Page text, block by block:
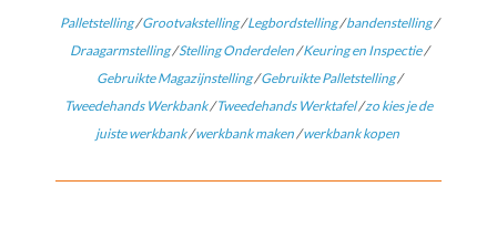
Palletstelling/Grootvakstelling/Legbordstelling/bandenstelling/
Draagarmstelling/Stelling Onderdelen/Keuring en Inspectie/
Gebruikte Magazijnstelling/Gebruikte Palletstelling/
Tweedehands Werkbank/Tweedehands Werktafel/zo kies je de
juiste werkbank/werkbank maken/werkbank kopen